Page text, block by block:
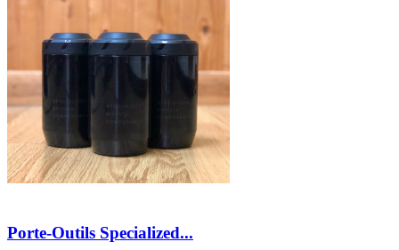
Porte-Outils Specialized...